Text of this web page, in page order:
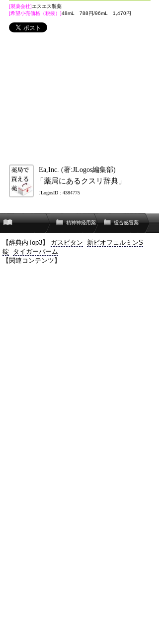
[製薬会社]エスエス製薬
[希望小売価格（税抜）]48mL 788円/96mL 1,470円
Ea,Inc. (著:JLogos編集部)
「薬局にあるクスリ辞典」
JLogosID : 4384775
精神神経用薬 総合感冒薬
【辞典内Top3】 ガスピタン
新ビオフェルミンS
錠
タイガーバーム
【関連コンテンツ】